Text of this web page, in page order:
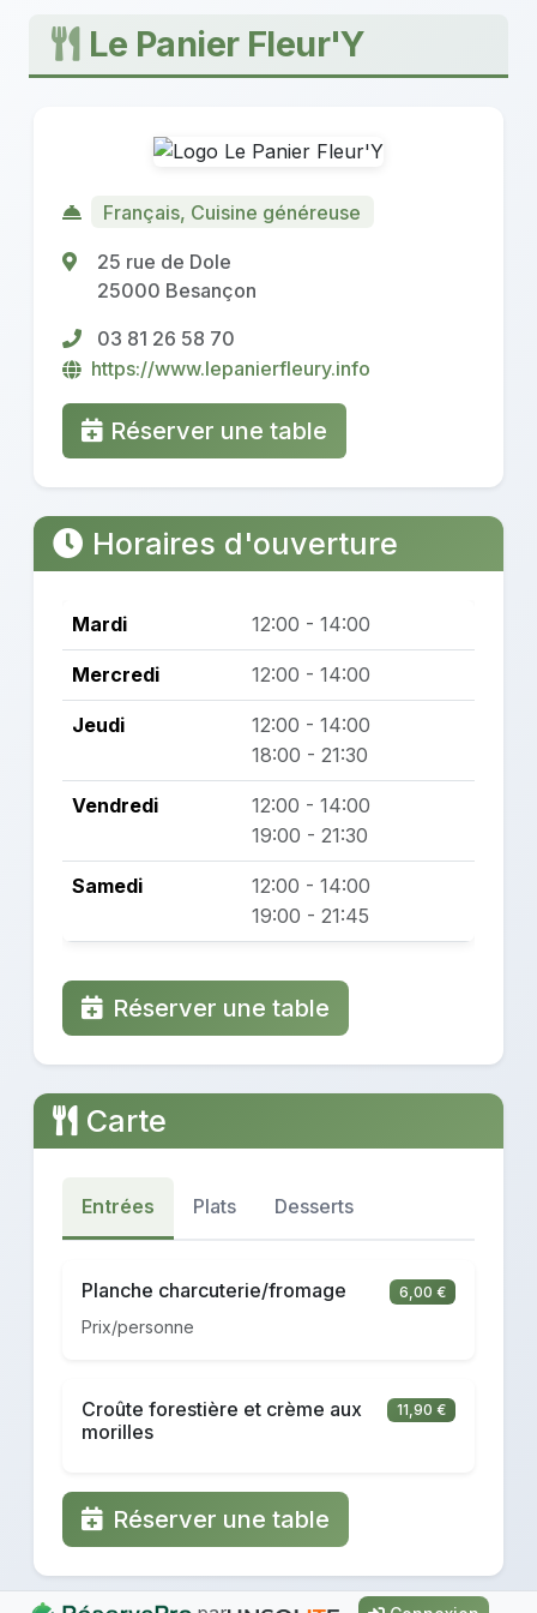
Le Panier Fleur'Y
Français, Cuisine généreuse
25 rue de Dole
25000 Besançon
03 81 26 58 70
https://www.lepanierfleury.info
Réserver une table
Horaires d'ouverture
Mardi 12:00 - 14:00
Mercredi 12:00 - 14:00
Jeudi
12:00 - 14:00
18:00 - 21:30
Vendredi
12:00 - 14:00
19:00 - 21:30
Samedi
12:00 - 14:00
19:00 - 21:45
Réserver une table
Carte
Entrées Plats Desserts
Planche charcuterie/fromage 6,00 €
Prix/personne
Croûte forestière et crème aux
morilles
11,90 €
Réserver une table